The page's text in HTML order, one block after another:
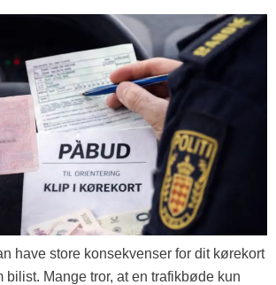
have store konsekvenser for dit kørekort
bilist. Mange tror, at en trafikbøde kun